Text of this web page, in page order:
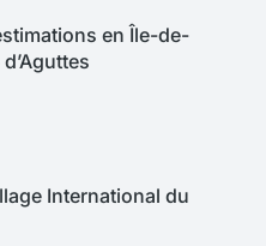
en Île-de-
International du